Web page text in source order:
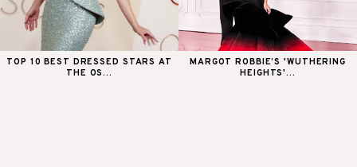
TOP 10 BEST DRESSED STARS AT
THE OS...
MARGOT ROBBIE’S 'WUTHERING
HEIGHTS'...